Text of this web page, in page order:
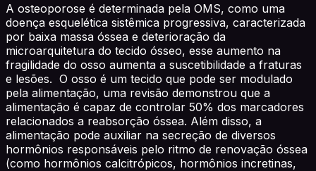
A osteoporose é determinada pela OMS, como uma
doença esquelética sistêmica progressiva, caracterizada
por baixa massa óssea e deterioração da
microarquitetura do tecido ósseo, esse aumento na
fragilidade do osso aumenta a suscetibilidade a fraturas
e lesões. O osso é um tecido que pode ser modulado
pela alimentação, uma revisão demonstrou que a
alimentação é capaz de controlar 50% dos marcadores
relacionados a reabsorção óssea. Além disso, a
alimentação pode auxiliar na secreção de diversos
hormônios responsáveis pelo ritmo de renovação óssea
(como hormônios calcitrópicos, hormônios incretinas,